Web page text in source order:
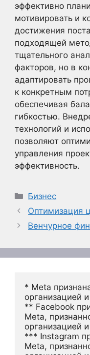
эффективно
мотивировать и
достижения
подходящей
тщательного
факторов, но в
адаптировать
к конкретным
обеспечивая
гибкостью.
технологий и
позволяют
управления
эффективность.
Рубрики
Бизнес
Оптимизация
Венчурное
* Meta
организацией
** Facebook
Meta,
организацией
*** Instagram
Meta,